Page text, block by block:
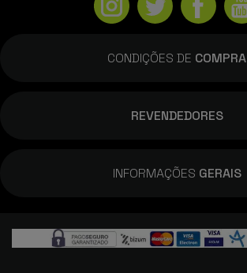
CONDIÇÕES DE COMPRA
REVENDEDORES
INFORMAÇÕES GERAIS